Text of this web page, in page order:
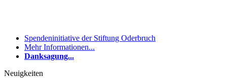
Spendeninitiative der Stiftung Oderbruch
Mehr Informationen...
Danksagung...
Neuigkeiten